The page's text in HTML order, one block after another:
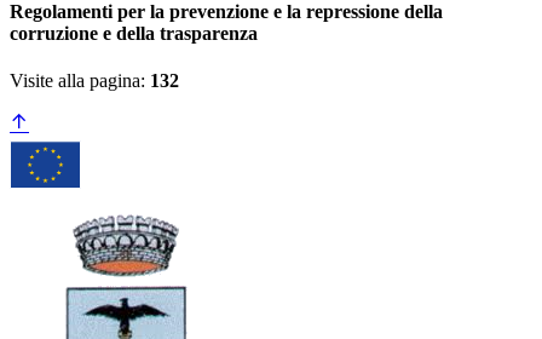
Regolamenti per la prevenzione e la repressione della
corruzione e della trasparenza
Visite alla pagina: 132